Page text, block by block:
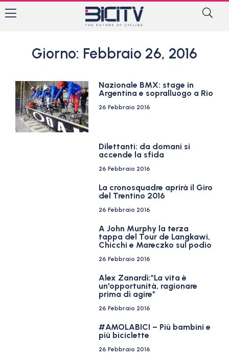
Giorno: Febbraio 26, 2016
Nazionale BMX: stage in
Argentina e sopralluogo a Rio
26 Febbraio 2016
Dilettanti: da domani si
accende la sfida
26 Febbraio 2016
La cronosquadre aprirà il Giro
del Trentino 2016
26 Febbraio 2016
A John Murphy la terza
tappa del Tour de Langkawi,
Chicchi e Mareczko sul podio
26 Febbraio 2016
Alex Zanardi:"La vita è
un'opportunità, ragionare
prima di agire"
26 Febbraio 2016
#AMOLABICI – Più bambini e
più biciclette
26 Febbraio 2016